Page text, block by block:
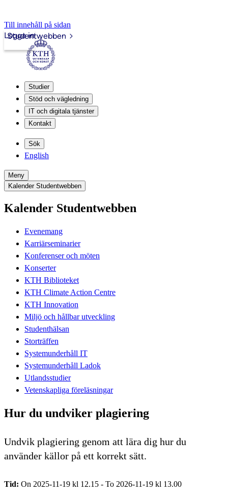
Till innehåll på sidan
Studentwebben
Logga in
Studier
Stöd och vägledning
IT och digitala tjänster
Kontakt
Sök
English
Meny
Kalender Studentwebben
Kalender Studentwebben
Evenemang
Karriärseminarier
Konferenser och möten
Konserter
KTH Biblioteket
KTH Climate Action Centre
KTH Innovation
Miljö och hållbar utveckling
Studenthälsan
Storträffen
Systemunderhåll IT
Systemunderhåll Ladok
Utlandsstudier
Vetenskapliga föreläsningar
Hur du undviker plagiering
Undvik plagiering genom att lära dig hur du
använder källor på ett korrekt sätt.
Tid: On 2025-11-19 kl 12.15 - To 2026-11-19 kl 13.00